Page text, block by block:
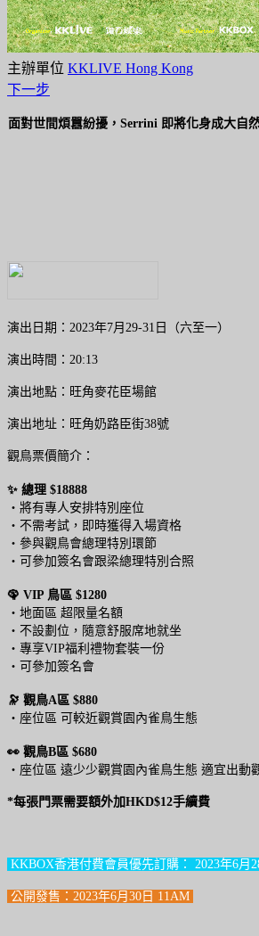
主辦單位 KKLIVE Hong Kong
下一步
面對世間煩囂紛擾，Serrini 即將化身成大自
演出日期：2023年7月29-31日（六至一）
演出時間：20:13
演出地點：旺角麥花臣場館
演出地址：旺角奶路臣街38號
觀鳥票價簡介：
✨ 總理 $18888
・將有專人安排特別座位
・不需考試，即時獲得入場資格
・參與觀鳥會總理特別環節
・可參加簽名會跟梁總理特別合照
🦚 VIP 鳥區 $1280
・地面區 超限量名額
・不設劃位，隨意舒服席地就坐
・專享VIP福利禮物套裝一份
・可參加簽名會
🔭 觀鳥A區 $880
・座位區 可較近觀賞園內雀鳥生態
👀 觀鳥B區 $680
・座位區 遠少少觀賞園內雀鳥生態 適宜出動
*每張門票需要額外加HKD$12手續費
KKBOX香港付費會員優先訂購： 2023年6月
公開發售：2023年6月30日 11AM